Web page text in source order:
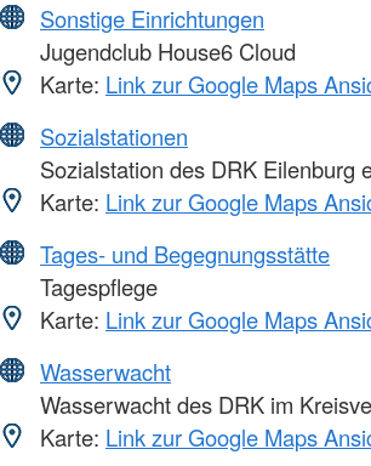
Sonstige Einrichtungen
Jugendclub House6 Cloud
Karte: Link zur Google Maps
Sozialstationen
Sozialstation des DRK Eilenburg
Karte: Link zur Google Maps
Tages- und Begegnungsstätte
Tagespflege
Karte: Link zur Google Maps
Wasserwacht
Wasserwacht des DRK im
Karte: Link zur Google Maps